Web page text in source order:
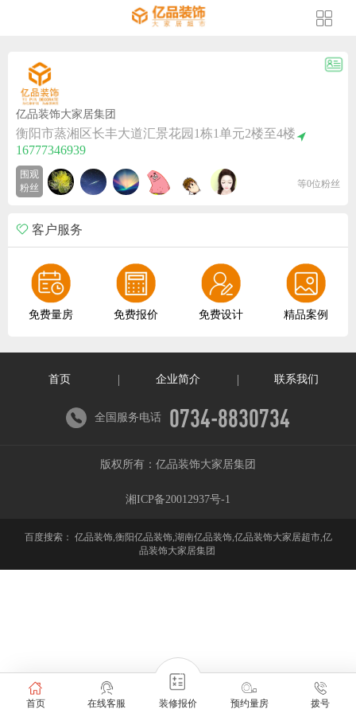
亿品装饰大家居集团
衡阳市蒸湘区长丰大道汇景花园1栋1单元2楼至4楼
16777346939
围观
粉丝
等0位粉丝
客户服务
免费量房 免费报价 免费设计 精品案例
首页 企业简介 联系我们
全国服务电话 0734-8830734
版权所有：亿品装饰大家居集团
湘ICP备20012937号-1
百度搜索： 亿品装饰,衡阳亿品装饰,湖南亿品装饰,亿品装饰大家居超市,亿
品装饰大家居集团
首页 在线客服 装修报价 预约量房 拨号